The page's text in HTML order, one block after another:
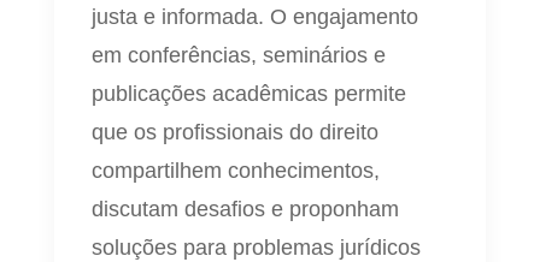
justa e informada. O engajamento
em conferências, seminários e
publicações acadêmicas permite
que os profissionais do direito
compartilhem conhecimentos,
discutam desafios e proponham
soluções para problemas jurídicos